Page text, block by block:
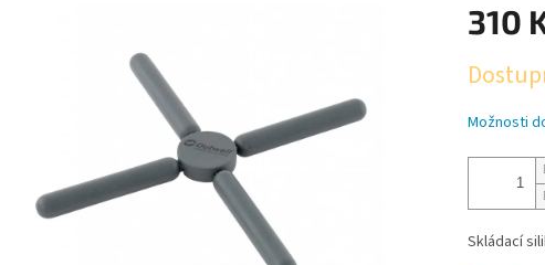
310
cena:
Možnosti
Skládací